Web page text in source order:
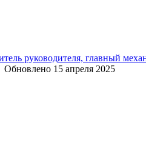
руководителя, главный
Обновлено 15 апреля 2025